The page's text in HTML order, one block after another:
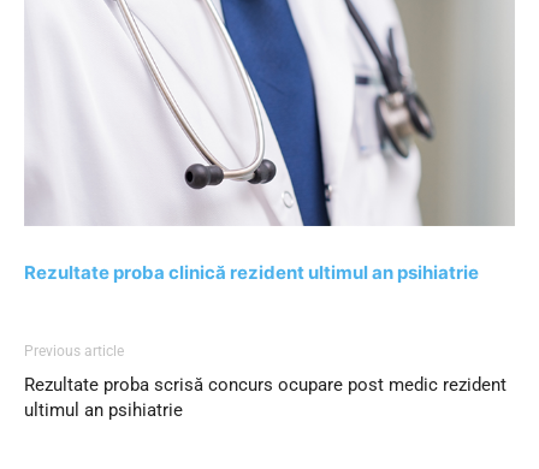
Rezultate proba clinică rezident ultimul an psihiatrie
Previous article
Rezultate proba scrisă concurs ocupare post medic rezident
ultimul an psihiatrie